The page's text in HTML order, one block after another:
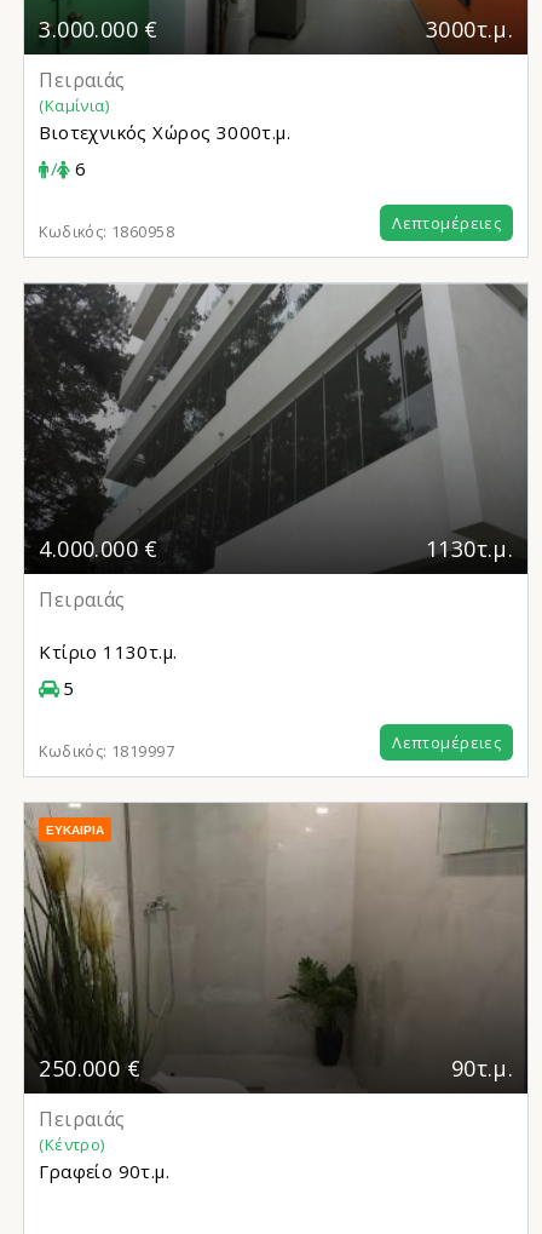
3.000.000 € 3000τ.μ.
Πειραιάς
(Καμίνια)
Βιοτεχνικός Χώρος 3000τ.μ.
/
6
Κωδικός: 1860958 Λεπτομέρειες
4.000.000 € 1130τ.μ.
Πειραιάς
Κτίριο 1130τ.μ.
5
Κωδικός: 1819997 Λεπτομέρειες
ΕΥΚΑΙΡΊΑ
250.000 € 90τ.μ.
Πειραιάς
(Κέντρο)
Γραφείο 90τ.μ.